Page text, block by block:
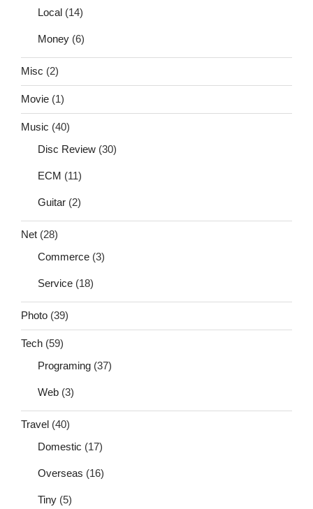
Local (14)
Money (6)
Misc (2)
Movie (1)
Music (40)
Disc Review (30)
ECM (11)
Guitar (2)
Net (28)
Commerce (3)
Service (18)
Photo (39)
Tech (59)
Programing (37)
Web (3)
Travel (40)
Domestic (17)
Overseas (16)
Tiny (5)